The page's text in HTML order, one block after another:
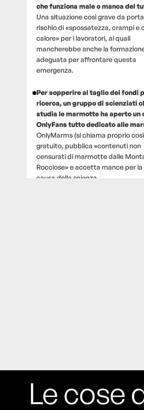
che funziona male o manca del
Una situazione così grave da
rischio di «spossatezza, crampi e
calore» per i lavoratori, ai quali
mancherebbe anche la
adeguata per affrontare questa
emergenza.
Per sopperire al taglio dei fondi
ricerca, un gruppo di scienziati
studia le marmotte ha aperto un
OnlyFans tutto dedicato alle
OnlyMarms (si chiama proprio
gratuito, pubblica «contenuti non
censurati di marmotte dalle
Rocciose» e accetta mance per la
causa della scienza.
Il Pentagono ha
cambiato il modo in cui conta i
feriti nella guerra in IranPare su
richiesta diretta dalla Casa
Le cose